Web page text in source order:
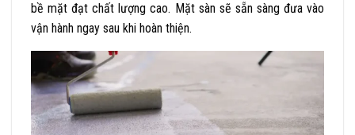
bề mặt đạt chất lượng cao. Mặt sàn sẽ sẵn sàng đưa vào
vận hành ngay sau khi hoàn thiện.